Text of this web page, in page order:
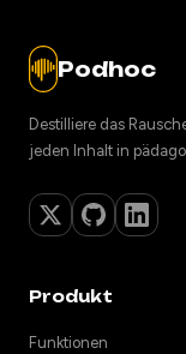
Podhoc
Destilliere das
jeden Inhalt in
Produkt
Funktionen